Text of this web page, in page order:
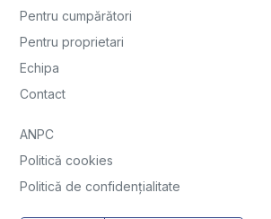
Pentru cumpărători
Pentru proprietari
Echipa
Contact
ANPC
Politică cookies
Politică de confidențialitate